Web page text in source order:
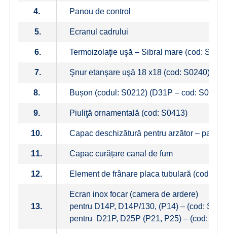
4. Panou de control
5. Ecranul cadrului
6. Termoizolaţie uşă – Sibral mare (cod:
7. Şnur etanşare uşă 18 x18 (cod: S0240)
8. Bușon (codul: S0212) (D31P – cod: S0212)
9. Piuliţă ornamentală (cod: S0413)
10. Capac deschizătură pentru arzător –
11. Capac curățare canal de fum
12. Element de frânare placa tubulară (cod:
13.
Ecran inox focar (camera de ardere)
pentru D14P, D14P/130, (P14) – (cod:
pentru D21P, D25P (P21, P25) – (cod: